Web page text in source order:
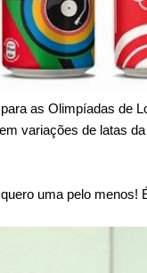
as Olimpíadas de
variações de latas
uma pelo menos!